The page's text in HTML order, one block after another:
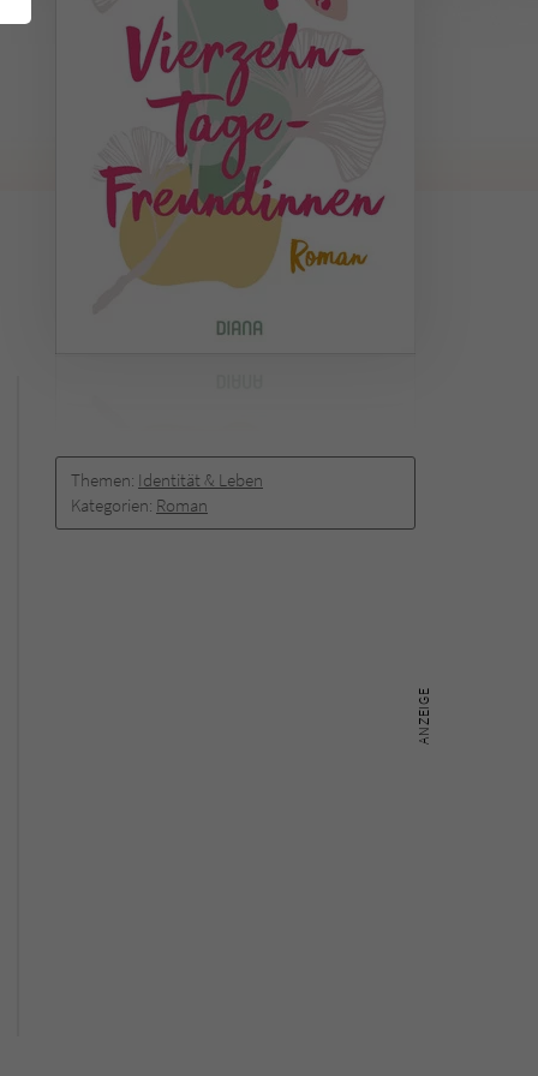
Themen: Identität & Leben
Kategorien: Roman